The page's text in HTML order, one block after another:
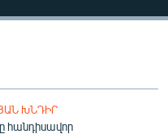
ԽՆԴԻՐ
հանդիսավոր